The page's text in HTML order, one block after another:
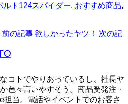
ルト124スパイダー, おすすめ商品,
前の記事 欲しかったヤツ！
次の記
コトでやりあっているし、社長ヤ
色々言いやすそう。商品受発注・
担当。電話やイベントでのお客さ